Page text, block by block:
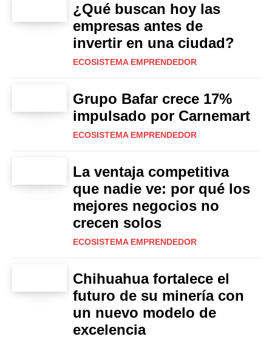
¿Qué buscan hoy las
empresas antes de
invertir en una ciudad?
ECOSISTEMA EMPRENDEDOR
Grupo Bafar crece 17%
impulsado por Carnemart
ECOSISTEMA EMPRENDEDOR
La ventaja competitiva
que nadie ve: por qué los
mejores negocios no
crecen solos
ECOSISTEMA EMPRENDEDOR
Chihuahua fortalece el
futuro de su minería con
un nuevo modelo de
excelencia